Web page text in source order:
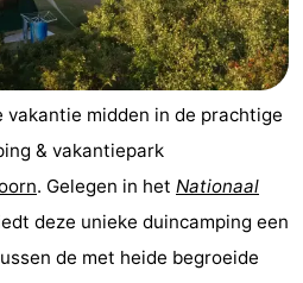
midden in de prachtige
& vakantiepark
. Gelegen in het Nationaal
deze unieke duincamping een
de met heide begroeide